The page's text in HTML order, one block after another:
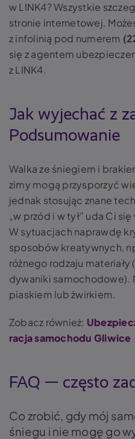
w LINK4? Wszystkie
stronie internetowej.
z infolinią pod numerem
się z agentem
z LINK4.
Jak wyjechać z
Podsumowanie
Walka ze śniegiem i
zimy mogą przysporzyć
jednak stosując znane
„w przód i w tył” uda Ci
W sytuacjach naprawdę
sposobów kreatywnych,
różnego rodzaju
dywaniki samochodowe).
piaskiem lubżwirkiem.
Zobacz również:
racja samochodu Gliwice
FAQ — często
Co zrobić, gdy mój
śniegu i nie mogę go